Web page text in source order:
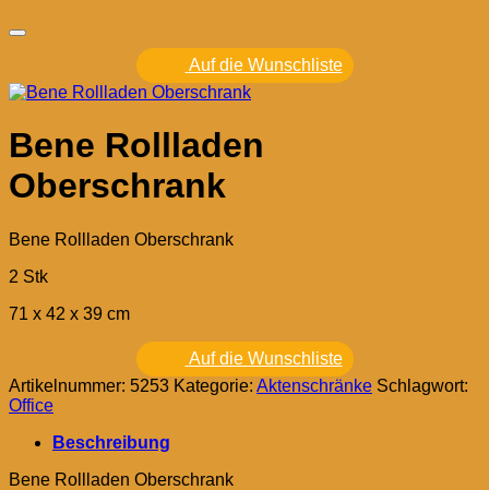
Auf die Wunschliste
Bene Rollladen
Oberschrank
Bene Rollladen Oberschrank
2 Stk
71 x 42 x 39 cm
Auf die Wunschliste
Artikelnummer: 5253 Kategorie: Aktenschränke Schlagwort:
Office
Beschreibung
Bene Rollladen Oberschrank